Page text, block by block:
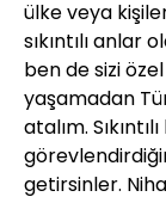
ülke veya
sıkıntılı anlar
ben de sizi
yaşamadan
atalım.
getirsinler.